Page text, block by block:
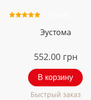
Эустома
552.00 грн
В корзину
Быстрый заказ